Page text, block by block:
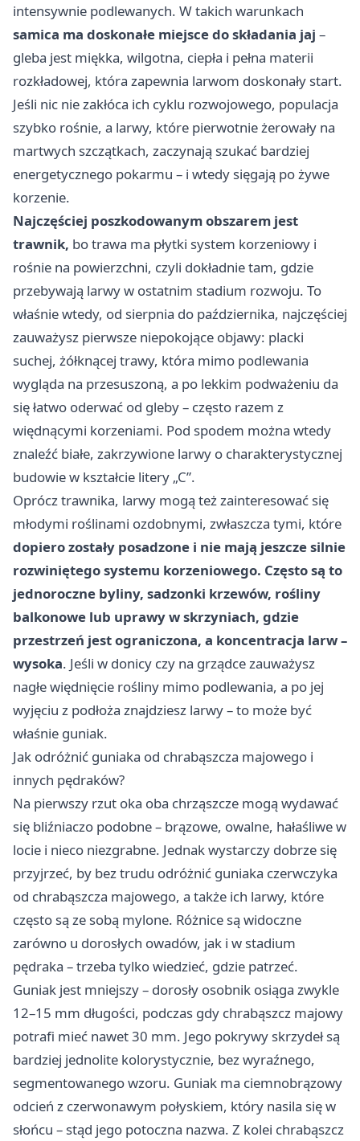
intensywnie podlewanych. W takich warunkach
samica ma doskonałe miejsce do składania jaj –
gleba jest miękka, wilgotna, ciepła i pełna materii
rozkładowej, która zapewnia larwom doskonały start.
Jeśli nic nie zakłóca ich cyklu rozwojowego, populacja
szybko rośnie, a larwy, które pierwotnie żerowały na
martwych szczątkach, zaczynają szukać bardziej
energetycznego pokarmu – i wtedy sięgają po żywe
korzenie.
Najczęściej poszkodowanym obszarem jest
trawnik, bo trawa ma płytki system korzeniowy i
rośnie na powierzchni, czyli dokładnie tam, gdzie
przebywają larwy w ostatnim stadium rozwoju. To
właśnie wtedy, od sierpnia do października, najczęściej
zauważysz pierwsze niepokojące objawy: placki
suchej, żółknącej trawy, która mimo podlewania
wygląda na przesuszoną, a po lekkim podważeniu da
się łatwo oderwać od gleby – często razem z
więdnącymi korzeniami. Pod spodem można wtedy
znaleźć białe, zakrzywione larwy o charakterystycznej
budowie w kształcie litery „C”.
Oprócz trawnika, larwy mogą też zainteresować się
młodymi roślinami ozdobnymi, zwłaszcza tymi, które
dopiero zostały posadzone i nie mają jeszcze silnie
rozwiniętego systemu korzeniowego. Często są to
jednoroczne byliny, sadzonki krzewów, rośliny
balkonowe lub uprawy w skrzyniach, gdzie
przestrzeń jest ograniczona, a koncentracja larw –
wysoka. Jeśli w donicy czy na grządce zauważysz
nagłe więdnięcie rośliny mimo podlewania, a po jej
wyjęciu z podłoża znajdziesz larwy – to może być
właśnie guniak.
Jak odróżnić guniaka od chrabąszcza majowego i
innych pędraków?
Na pierwszy rzut oka oba chrząszcze mogą wydawać
się bliźniaczo podobne – brązowe, owalne, hałaśliwe w
locie i nieco niezgrabne. Jednak wystarczy dobrze się
przyjrzeć, by bez trudu odróżnić guniaka czerwczyka
od chrabąszcza majowego, a także ich larwy, które
często są ze sobą mylone. Różnice są widoczne
zarówno u dorosłych owadów, jak i w stadium
pędraka – trzeba tylko wiedzieć, gdzie patrzeć.
Guniak jest mniejszy – dorosły osobnik osiąga zwykle
12–15 mm długości, podczas gdy chrabąszcz majowy
potrafi mieć nawet 30 mm. Jego pokrywy skrzydeł są
bardziej jednolite kolorystycznie, bez wyraźnego,
segmentowanego wzoru. Guniak ma ciemnobrązowy
odcień z czerwonawym połyskiem, który nasila się w
słońcu – stąd jego potoczna nazwa. Z kolei chrabąszcz